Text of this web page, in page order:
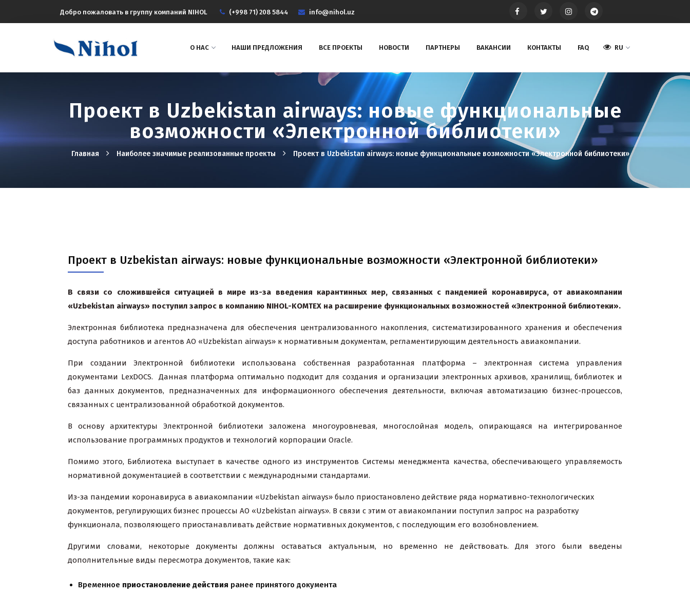
Добро пожаловать в группу компаний NIHOL (+998 71) 208 5844 info@nihol.uz
О НАС НАШИ ПРЕДЛОЖЕНИЯ ВСЕ ПРОЕКТЫ НОВОСТИ ПАРТНЕРЫ ВАКАНСИИ КОНТАКТЫ FAQ RU
Проект в Uzbekistan airways: новые функциональные
возможности «Электронной библиотеки»
Главная Наиболее значимые реализованные проекты Проект в Uzbekistan airways: новые функциональные возможности «Электронной библиотеки»
Проект в Uzbekistan airways: новые функциональные возможности «Электронной библиотеки»
В связи со сложившейся ситуацией в мире из-за введения карантинных мер, связанных с пандемией коронавируса, от авиакомпании
«Uzbekistan airways» поступил запрос в компанию NIHOL-KOMTEX на расширение функциональных возможностей «Электронной библиотеки».
Электронная библиотека предназначена для обеспечения централизованного накопления, систематизированного хранения и обеспечения
доступа работников и агентов АО «Uzbekistan airways» к нормативным документам, регламентирующим деятельность авиакомпании.
При создании Электронной библиотеки использована собственная разработанная платформа – электронная система управления
документами LexDOCS.Данная платформа оптимально подходит для создания и организации электронных архивов, хранилищ, библиотек и
баз данных документов, предназначенных для информационного обеспечения деятельности, включая автоматизацию бизнес-процессов,
связанных с централизованной обработкой документов.
В основу архитектуры Электронной библиотеки заложена многоуровневая, многослойная модель, опирающаяся на интегрированное
использование программных продуктов и технологий корпорации Oracle.
Помимо этого, Библиотека выступает в качестве одного из инструментов Системы менеджмента качества, обеспечивающего управляемость
нормативной документацией в соответствии с международными стандартами.
Из-за пандемии коронавируса в авиакомпании «Uzbekistan airways» было приостановлено действие ряда нормативно-технологических
документов, регулирующих бизнес процессы АО «Uzbekistan airways». В связи с этим от авиакомпании поступил запрос на разработку
функционала, позволяющего приостанавливать действие нормативных документов, с последующим его возобновлением.
Другими словами, некоторые документы должны оставаться актуальным, но временно не действовать. Для этого были введены
дополнительные виды пересмотра документов, такие как:
Временное приостановление действия ранее принятого документа